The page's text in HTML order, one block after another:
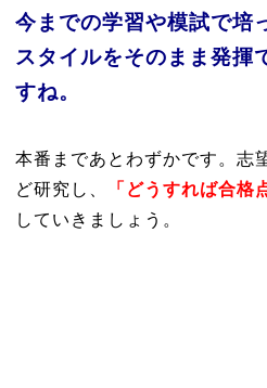
今までの学習や模試で培
スタイルをそのまま発揮
すね。
本番まであとわずかです。志
ど研究し、
「どうすれば合格
していきましょう。